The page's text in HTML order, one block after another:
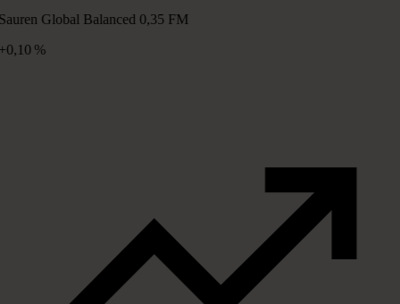
Global Balanced 0,35 FM
%